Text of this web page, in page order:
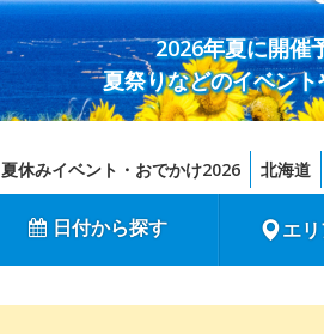
2026年夏に開催
夏祭りなどのイベン
夏休みイベント・おでかけ2026 北海道
日付から探す エ